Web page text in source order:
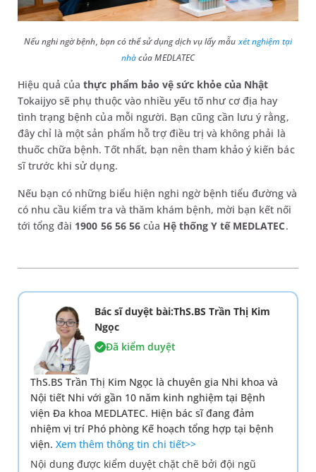
Nếu nghi ngờ bệnh, bạn có thể sử dụng dịch vụ lấy mẫuxét nghiệm tại
nhàcủa MEDLATEC
Hiệu quả củathực phẩm bảo vệ sức khỏe của Nhật
Tokaijyo sẽ phụ thuộc vào nhiều yếu tố như cơ địa hay
tình trạng bệnh của mỗi người. Bạn cũng cần lưu ý rằng,
đây chỉ là một sản phẩm hỗ trợ điều trị và không phải là
thuốc chữa bệnh. Tốt nhất, bạn nên tham khảo ý kiến bác
sĩ trước khi sử dụng.
Nếu bạn có những biểu hiện nghi ngờ bệnh tiểu đường và
có nhu cầu kiểm tra và thăm khám bệnh, mời bạn kết nối
tới tổng đài 1900 56 56 56 của Hệ thống Y tế MEDLATEC.
Bác sĩ duyệt bài:ThS.BS Trần Thị Kim
Ngọc
Đã kiểm duyệt
ThS.BS Trần Thị Kim Ngọc là chuyên gia Nhi khoa và
Nội tiết Nhi với gần 10 năm kinh nghiệm tại Bệnh
viện Đa khoa MEDLATEC. Hiện bác sĩ đang đảm
nhiệm vị trí Phó phòng Kế hoạch tổng hợp tại bệnh
viện. Xem thêm thông tin chi tiết>>
Nội dung được kiểm duyệt chặt chẽ bởi đội ngũ